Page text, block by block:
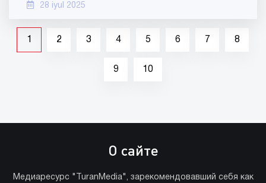
28 iyul 2025
1 2 3 4 5 6 7 8
9 10
О сайте
Медиаресурс "TuranMedia", зарекомендовавший себя как